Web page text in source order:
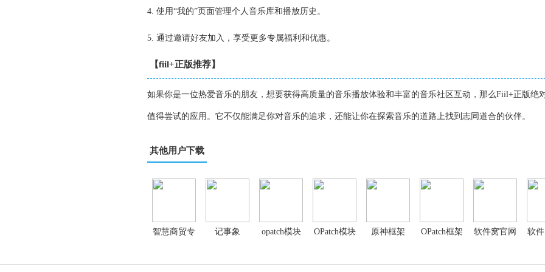
4. 使用“我的”页面管理个人音乐库和播放历史。
5. 通过邀请好友加入，享受更多专属福利和优惠。
【fiil+正版推荐】
如果你是一位热爱音乐的朋友，想要获得高质量的音乐播放体验和丰富的音乐社区互动，那么Fiil+正版绝
值得尝试的应用。它不仅能满足你对音乐的追求，还能让你在探索音乐的道路上找到志同道合的伙伴。
其他用户下载
智慧商贸专 记事象 opatch模块 OPatch模块 原神框架 OPatch框架 软件窝官网 软